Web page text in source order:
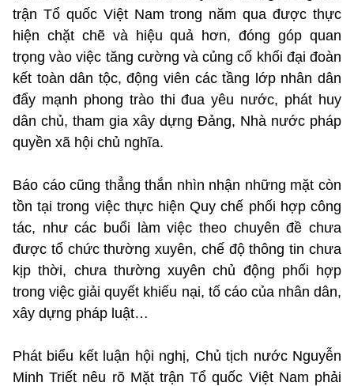
trận Tổ quốc Việt Nam trong năm qua được thực
hiện chặt chẽ và hiệu quả hơn, đóng góp quan
trọng vào việc tăng cường và củng cố khối đại đoàn
kết toàn dân tộc, động viên các tầng lớp nhân dân
đẩy mạnh phong trào thi đua yêu nước, phát huy
dân chủ, tham gia xây dựng Đảng, Nhà nước pháp
quyền xã hội chủ nghĩa.
Báo cáo cũng thẳng thắn nhìn nhận những mặt còn
tồn tại trong việc thực hiện Quy chế phối hợp công
tác, như các buổi làm việc theo chuyên đề chưa
được tổ chức thường xuyên, chế độ thông tin chưa
kịp thời, chưa thường xuyên chủ động phối hợp
trong việc giải quyết khiếu nại, tố cáo của nhân dân,
xây dựng pháp luật…
Phát biểu kết luận hội nghị, Chủ tịch nước Nguyễn
Minh Triết nêu rõ Mặt trận Tổ quốc Việt Nam phải